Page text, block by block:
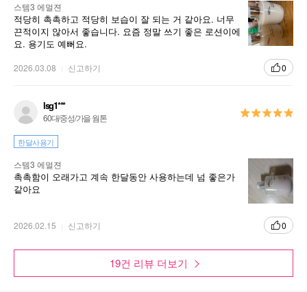
스템3 에멀젼
적당히 촉촉하고 적당히 보습이 잘 되는 거 같아요. 너무
끈적이지 않아서 좋습니다. 요즘 정말 쓰기 좋은 로션이에
요. 용기도 예뻐요.
2026.03.08 신고하기 0
lsg1***
60대/중성/가을 웜톤
한달사용기
스템3 에멀젼
촉촉함이 오래가고 계속 한달동안 사용하는데 넘 좋은가
같아요
2026.02.15 신고하기 0
19건 리뷰 더보기